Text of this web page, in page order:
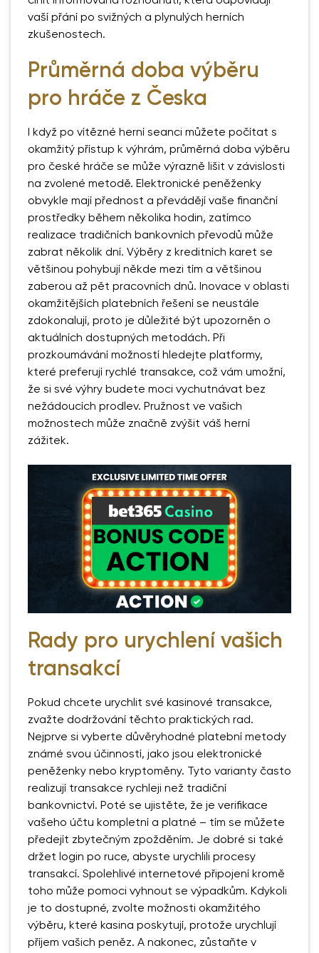
vaší přání po svižných a plynulých herních
zkušenostech.
Průměrná doba výběru
pro hráče z Česka
I když po vítězné herní seanci můžete počítat s
okamžitý přístup k výhrám, průměrná doba výběru
pro české hráče se může výrazně lišit v závislosti
na zvolené metodě. Elektronické peněženky
obvykle mají přednost a převádějí vaše finanční
prostředky během několika hodin, zatímco
realizace tradičních bankovních převodů může
zabrat několik dní. Výběry z kreditních karet se
většinou pohybují někde mezi tím a většinou
zaberou až pět pracovních dnů. Inovace v oblasti
okamžitějších platebních řešení se neustále
zdokonalují, proto je důležité být upozorněn o
aktuálních dostupných metodách. Při
prozkoumávání možností hledejte platformy,
které preferují rychlé transakce, což vám umožní,
že si své výhry budete moci vychutnávat bez
nežádoucích prodlev. Pružnost ve vašich
možnostech může značně zvýšit váš herní
zážitek.
Rady pro urychlení vašich
transakcí
Pokud chcete urychlit své kasinové transakce,
zvažte dodržování těchto praktických rad.
Nejprve si vyberte důvěryhodné platební metody
známé svou účinností, jako jsou elektronické
peněženky nebo kryptoměny. Tyto varianty často
realizují transakce rychleji než tradiční
bankovnictví. Poté se ujistěte, že je verifikace
vašeho účtu kompletní a platné – tím se můžete
předejít zbytečným zpožděním. Je dobré si také
držet login po ruce, abyste urychlili procesy
transakcí. Spolehlivé internetové připojení kromě
toho může pomoci vyhnout se výpadkům. Kdykoli
je to dostupné, zvolte možnosti okamžitého
výběru, které kasina poskytují, protože urychlují
příjem vašich peněz. A nakonec, zůstaňte v